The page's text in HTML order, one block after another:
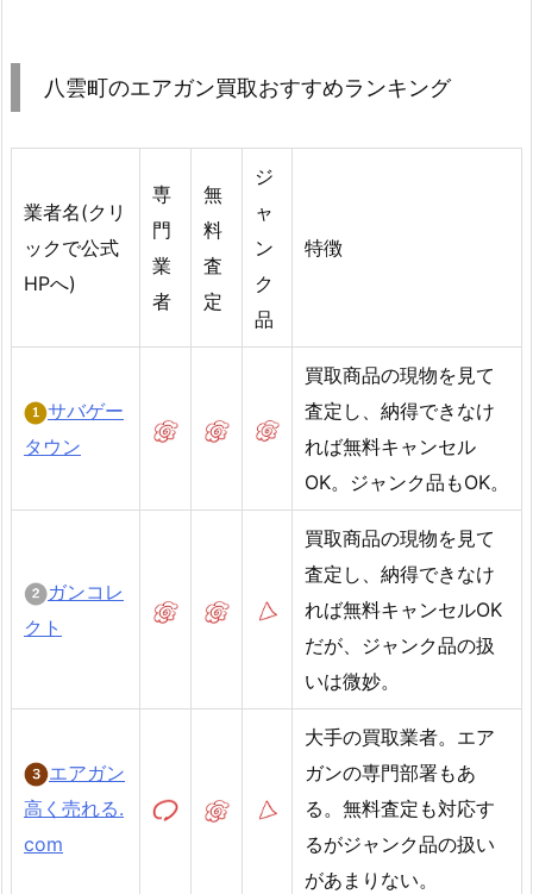
八雲町のエアガン買取おすすめランキング
業者名(クリ
ックで公式
HPへ)
専
門
業
者
無
料
査
定
ジ
ャ
ン
ク
品
特徴
サバゲー
タウン
買取商品の現物を見て
査定し、納得できなけ
れば無料キャンセル
OK。ジャンク品もOK。
ガンコレ
クト
買取商品の現物を見て
査定し、納得できなけ
れば無料キャンセルOK
だが、ジャンク品の扱
いは微妙。
エアガン
高く売れる.
com
大手の買取業者。エア
ガンの専門部署もあ
る。無料査定も対応す
るがジャンク品の扱い
があまりない。